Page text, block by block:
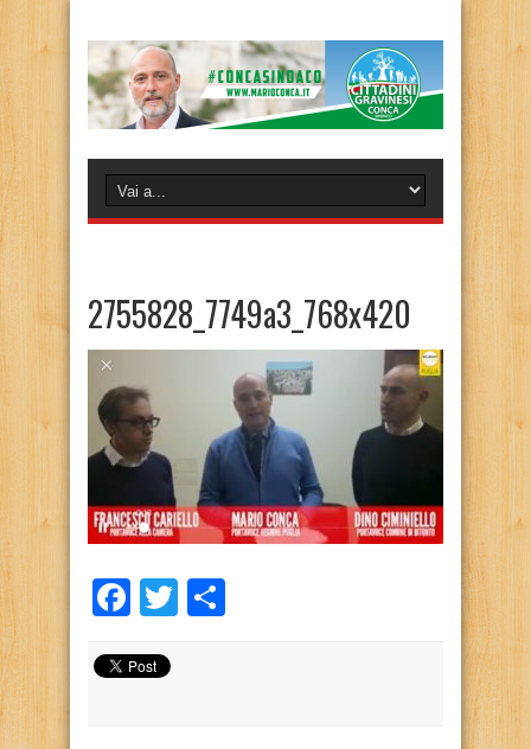
2755828_7749a3_768x420
Facebook
Twitter